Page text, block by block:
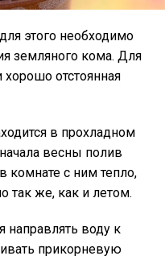
этого необходимо
земляного кома. Для
хорошо отстоянная
в прохладном
весны полив
комнате с ним тепло,
так же, как и летом.
направлять воду к
прикорневую